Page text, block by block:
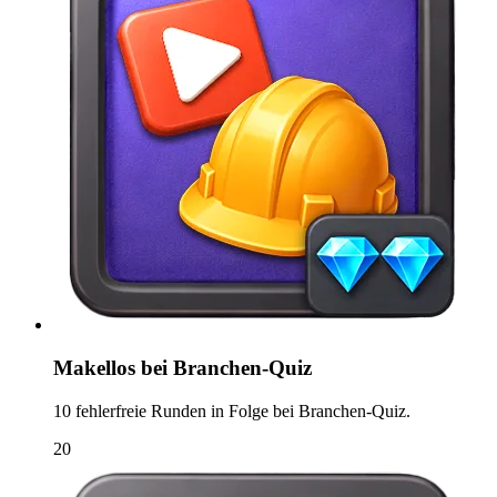
Makellos bei Branchen-Quiz
10 fehlerfreie Runden in Folge bei Branchen-Quiz.
20